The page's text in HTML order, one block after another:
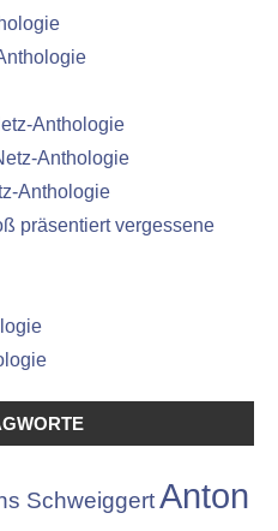
Anthologie
Anthologie
Anthologie
präsentiert vergessene
SchweiggertAnton